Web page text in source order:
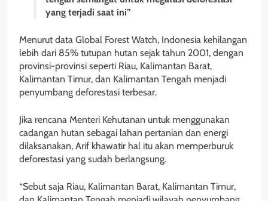
yang terjadi saat ini”
Menurut data Global Forest Watch, Indonesia kehilangan
lebih dari 85% tutupan hutan sejak tahun 2001, dengan
provinsi-provinsi seperti Riau, Kalimantan Barat,
Kalimantan Timur, dan Kalimantan Tengah menjadi
penyumbang deforestasi terbesar.
Jika rencana Menteri Kehutanan untuk menggunakan
cadangan hutan sebagai lahan pertanian dan energi
dilaksanakan, Arif khawatir hal itu akan memperburuk
deforestasi yang sudah berlangsung.
“Sebut saja Riau, Kalimantan Barat, Kalimantan Timur,